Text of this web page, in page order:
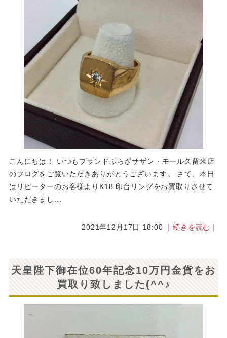
こんにちは！ いつもブランドぷらざサザン・モール久留米店
のブログをご覧いただきありがとうございます。 さて、本日
はリピーターのお客様よりK18 印台リングをお買取りさせて
いただきまし...
2021年12月17日 18:00 ｜続きを読む｜
天皇陛下御在位60年記念10万円金貨をお
買取り致しました(^^♪